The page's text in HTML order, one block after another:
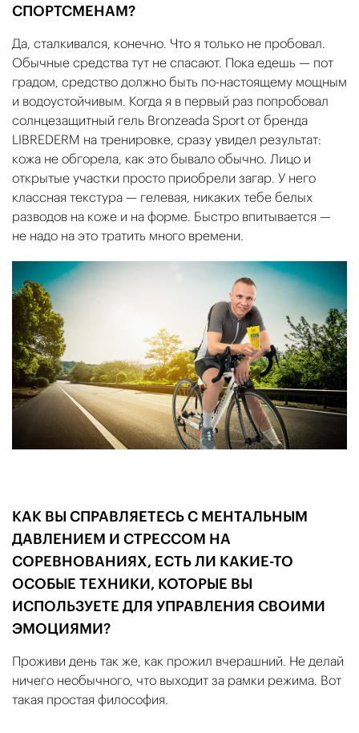
СПОРТСМЕНАМ?
Да, сталкивался, конечно. Что я только не пробовал.
Обычные средства тут не спасают. Пока едешь — пот
градом, средство должно быть по-настоящему мощным
и водоустойчивым. Когда я в первый раз попробовал
солнцезащитный гель Bronzeada Sport от бренда
LIBREDERM на тренировке, сразу увидел результат:
кожа не обгорела, как это бывало обычно. Лицо и
открытые участки просто приобрели загар. У него
классная текстура — гелевая, никаких тебе белых
разводов на коже и на форме. Быстро впитывается —
не надо на это тратить много времени.
КАК ВЫ СПРАВЛЯЕТЕСЬ С МЕНТАЛЬНЫМ
ДАВЛЕНИЕМ И СТРЕССОМ НА
СОРЕВНОВАНИЯХ, ЕСТЬ ЛИ КАКИЕ-ТО
ОСОБЫЕ ТЕХНИКИ, КОТОРЫЕ ВЫ
ИСПОЛЬЗУЕТЕ ДЛЯ УПРАВЛЕНИЯ СВОИМИ
ЭМОЦИЯМИ?
Проживи день так же, как прожил вчерашний. Не делай
ничего необычного, что выходит за рамки режима. Вот
такая простая философия.